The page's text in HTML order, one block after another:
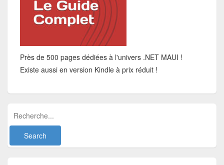
Près de 500 pages dédiées à l'univers .NET MAUI !
Existe aussi en version Kindle à prix réduit !